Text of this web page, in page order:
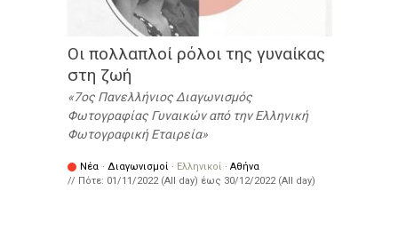
Οι πολλαπλοί ρόλοι της γυναίκας
στη ζωή
7ος Πανελλήνιος Διαγωνισμός
Φωτογραφίας Γυναικών από την Ελληνική
Φωτογραφική Εταιρεία
Νέα · Διαγωνισμοί · Ελληνικοί · Αθήνα
// Πότε: 01/11/2022 (All day) έως 30/12/2022 (All day)